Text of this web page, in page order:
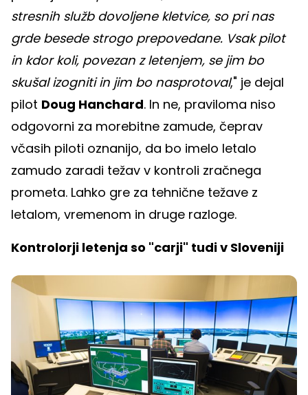
stresnih služb dovoljene kletvice, so pri nas
grde besede strogo prepovedane. Vsak pilot
in kdor koli, povezan z letenjem, se jim bo
skušal izogniti in jim bo nasprotoval," je dejal
pilot Doug Hanchard. In ne, praviloma niso
odgovorni za morebitne zamude, čeprav
včasih piloti oznanijo, da bo imelo letalo
zamudo zaradi težav v kontroli zračnega
prometa. Lahko gre za tehnične težave z
letalom, vremenom in druge razloge.
Kontrolorji letenja so "carji" tudi v Sloveniji